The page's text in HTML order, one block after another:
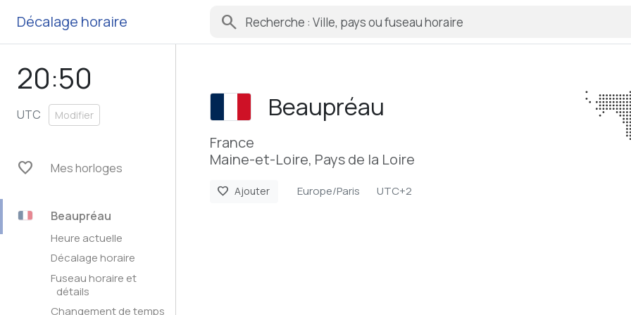
Décalage horaire search
20:50
UTC Modifier
favorite Mes horloges
Beaupréau
Heure actuelle
Décalage horaire
Fuseau horaire et
détails
Changement de temps
Beaupréau
France
Maine-et-Loire, Pays de la Loire
favorite Ajouter Europe/Paris UTC+2